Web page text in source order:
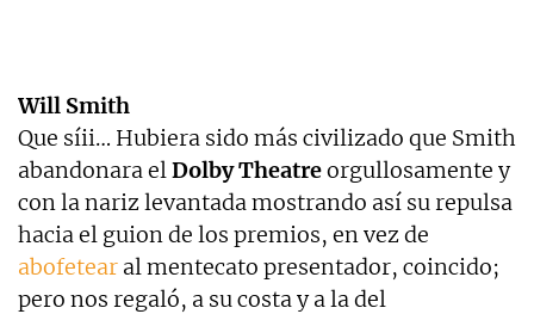
Will Smith
Que síii… Hubiera sido más civilizado que Smith
abandonara elDolby Theatreorgullosamente y
con la nariz levantada mostrando así su repulsa
hacia el guion de los premios, en vez de
abofetear al mentecato presentador, coincido;
pero nos regaló, a su costa y a la del